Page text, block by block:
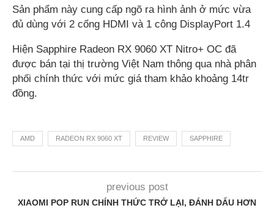
Sản phẩm này cung cấp ngõ ra hình ảnh ở mức vừa
đủ dùng với 2 cổng HDMI và 1 công DisplayPort 1.4
Hiện Sapphire Radeon RX 9060 XT Nitro+ OC đã
được bán tại thị trường Việt Nam thông qua nhà phân
phối chính thức với mức giá tham khảo khoảng 14tr
đồng.
AMD RADEON RX 9060 XT REVIEW SAPPHIRE
previous post
XIAOMI POP RUN CHÍNH THỨC TRỞ LẠI, ĐÁNH DẤU HƠN